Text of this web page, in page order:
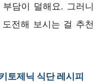
담이 덜해요. 그러니
전해 보시는 걸 추천
토제닉 식단 레시피